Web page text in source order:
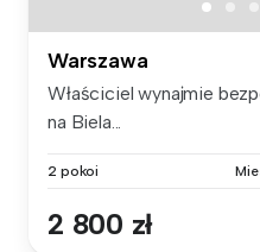
Warszawa
Właściciel wynajmie
na Biela...
2 pokoi
2 800 zł